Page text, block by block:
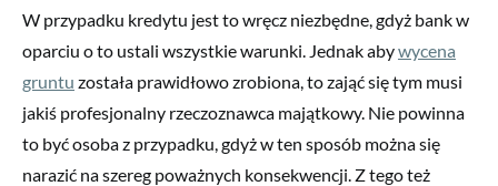
W przypadku kredytu jest to wręcz niezbędne, gdyż bank w
oparciu o to ustali wszystkie warunki. Jednak abywycena
gruntu została prawidłowo zrobiona, to zająć się tym musi
jakiś profesjonalny rzeczoznawca majątkowy. Nie powinna
to być osoba z przypadku, gdyż w ten sposób można się
narazić na szereg poważnych konsekwencji. Z tego też